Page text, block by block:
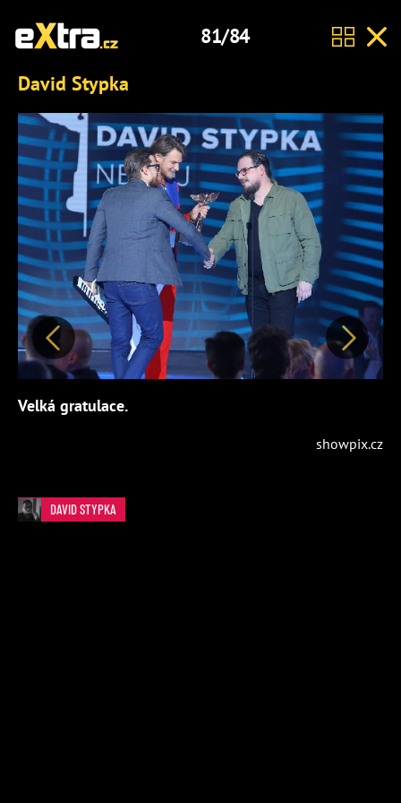
81/84
David Stypka
Předchozí Další
Velká gratulace.
showpix.cz
DAVID STYPKA